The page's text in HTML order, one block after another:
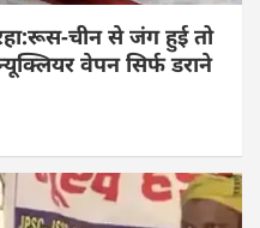
चीन से जंग हुई तो
वेपन सिर्फ डराने